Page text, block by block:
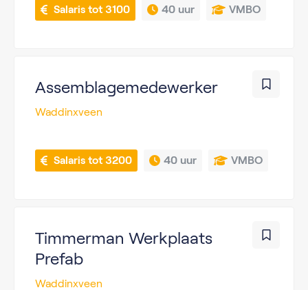
Salaris tot 3100 40 uur VMBO
Assemblagemedewerker
Waddinxveen
Salaris tot 3200 40 uur VMBO
Timmerman Werkplaats
Prefab
Waddinxveen